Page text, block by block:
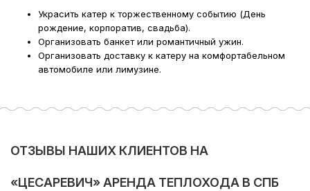
Если у вас остался вопрос «Какое направление
выбрать?», то в подборе экскурсии вам поможет наш
раздел фотогалерея, где указаны некоторые
направлении. Либо наш менеджер предложит вам
Украсить катер к торжественному событию (День
рождение, корпоратив, свадьба).
Организовать банкет или романтичный ужин.
Организовать доставку к катеру на комфортабельном
автомобиле или лимузине.
ОТЗЫВЫ НАШИХ КЛИЕНТОВ НА
«ЦЕСАРЕВИЧ» АРЕНДА ТЕПЛОХОДА В СПБ